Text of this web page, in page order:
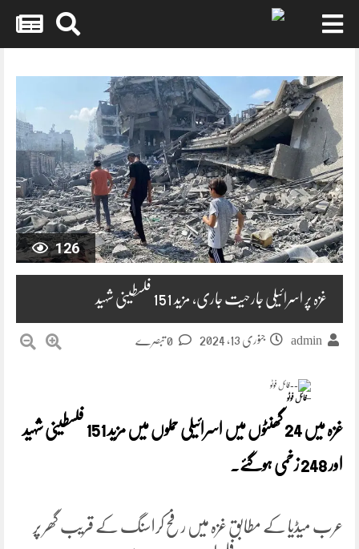
content
126
غزہ پر اسرائیلی جارحیت جاری، مزید 151 فلسطینی شہید
admin جنوری 13, 2024
–فائل فوٹو
غزہ میں 24 گھنٹوں میں اسرائیلی حملوں میں مزید 151 فلسطینی شہید
اور 248 زخمی ہوگئے۔
عرب میڈیا کے مطابق غزہ میں رفح کراسنگ کے قریب گھر پر